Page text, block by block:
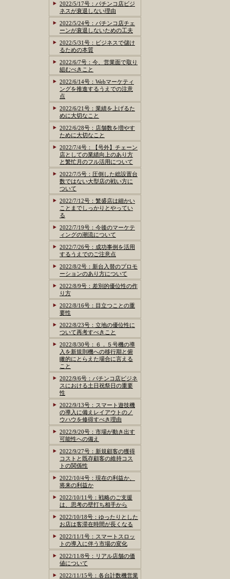
2022/5/17号：パチンコ店ビジ
ネスが衰退しない理由
2022/5/24号：パチンコ店チェ
ーンが衰退しないための工夫
2022/5/31号：ビジネスで儲け
るための本質
2022/6/7号：今、営業面で取り
組むべきこと
2022/6/14号：Webマーケティ
ングを推進するうえでの注意
点
2022/6/21号：業績を上げるた
めに大切なこと
2022/6/28号：店舗数を増やす
ために大切なこと
2022/7/4号：【号外】チェーン
店としての業績向上のあり方
と繁忙月のフル活用について
2022/7/5号：圧倒した総設置台
数ではない大型店の戦い方に
ついて
2022/7/12号：繁盛店は細かい
ことまでしっかりとやってい
る
2022/7/19号：今後のマーケテ
ィングの潮流について
2022/7/26号：成功事例を活用
するうえでのご注意点
2022/8/2号：新台入替のプロモ
ーションのあり方について
2022/8/9号：差別的優位性の作
り方
2022/8/16号：目立つことの重
要性
2022/8/23号：立地の優位性に
ついて再考すべきこと
2022/8/30号：６．５号機の導
入を新規則機への移行期と俯
瞰的にとらえた場合に言える
こと
2022/9/6号：パチンコ店ビジネ
スにおける土日祝祭日の重要
性
2022/9/13号：スマート遊技機
の導入に備えレイアウトのノ
ウハウを修得すべき理由
2022/9/20号：市場が動き出す
可能性への備え
2022/9/27号：新規顧客の獲得
コストと既存顧客の維持コス
トの関係性
2022/10/4号：現在の利益か、
将来の利益か
2022/10/11号：戦略のご支援
は、思考の壁打ち相手から
2022/10/18号：ゆったりとした
お店は客滞在時間が長くなる
2022/11/1号：スマートスロッ
トの導入に伴う市場の変化
2022/11/8号：リアル店舗の価
値について
2022/11/15号：各台計数機営業